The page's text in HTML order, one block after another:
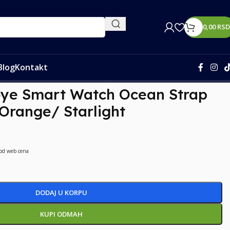
0,00RSD
Kontakt
Smart Watch Ocean Strap
Starlight
web cena
DODAJ U KORPU
KUPI ODMAH